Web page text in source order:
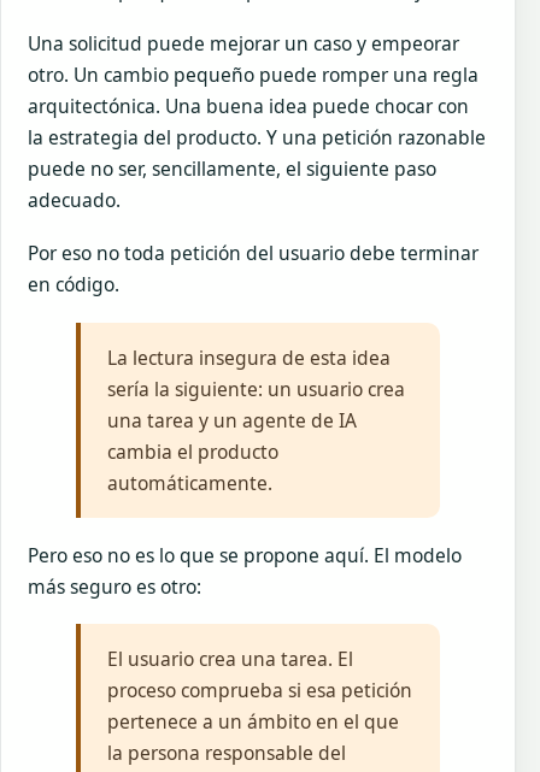
Una solicitud puede mejorar un caso y empeorar
otro. Un cambio pequeño puede romper una regla
arquitectónica. Una buena idea puede chocar con
la estrategia del producto. Y una petición razonable
puede no ser, sencillamente, el siguiente paso
adecuado.
Por eso no toda petición del usuario debe terminar
en código.
La lectura insegura de esta idea
sería la siguiente: un usuario crea
una tarea y un agente de IA
cambia el producto
automáticamente.
Pero eso no es lo que se propone aquí. El modelo
más seguro es otro:
El usuario crea una tarea. El
proceso comprueba si esa petición
pertenece a un ámbito en el que
la persona responsable del